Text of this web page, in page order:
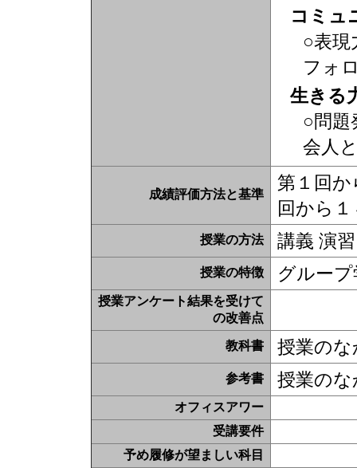
コミュ
○表現
フォ
生きる
○問題
会人
成績評価方法と基準
第１回
回から
授業の方法 講義 演
授業の特徴 グルー
授業アンケート結果を受けて
の改善点
教科書 授業の
参考書 授業の
オフィスアワー
受講要件
予め履修が望ましい科目